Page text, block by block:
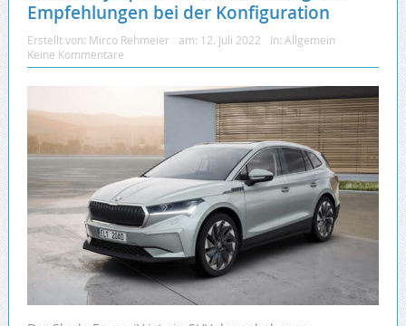
Empfehlungen bei der Konfiguration
Erstellt von: Mirco Rehmeier am: 12. Juli 2022 In: Allgemein
Keine Kommentare